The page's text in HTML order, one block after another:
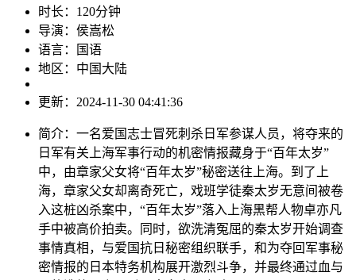
时长： 120分钟
导演： 侯嵩松
语言：
国语
地区： 中国大陆
更新： 2024-11-30 04:41:36
简介： 一名爱国志士冒死刺杀日军参谋人员，将夺来的
日军有关上海军事行动的机密情报藏身于“百年太岁”
中，由章家父女将“百年太岁”秘密送往上海。到了上
海，章家父女却离奇死亡，戏班学徒秦太岁无意间被卷
入这桩凶杀案中，“百年太岁”落入上海黑帮人物卓亦凡
手中被高价拍卖。同时，欲洗清冤屈的秦太岁开始调查
事情真相，与爱国抗日秘密组织联手，和为夺回军事秘
密情报的日本特务机构展开激烈斗争，并最终通过血与